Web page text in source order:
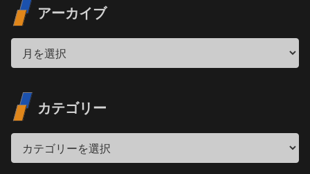
アーカイブ
カテゴリー